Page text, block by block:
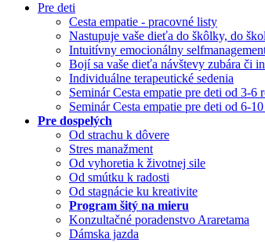
Pre deti
Cesta empatie - pracovné listy
Nastupuje vaše dieťa do škôlky, do
Intuitívny emocionálny
Bojí sa vaše dieťa návštevy zubára či
Individuálne terapeutické sedenia
Seminár Cesta empatie pre deti od 3-6
Seminár Cesta empatie pre deti od 6-
Pre dospelých
Od strachu k dôvere
Stres manažment
Od vyhoretia k životnej sile
Od smútku k radosti
Od stagnácie ku kreativite
Program šitý na mieru
Konzultačné poradenstvo Araretama
Dámska jazda